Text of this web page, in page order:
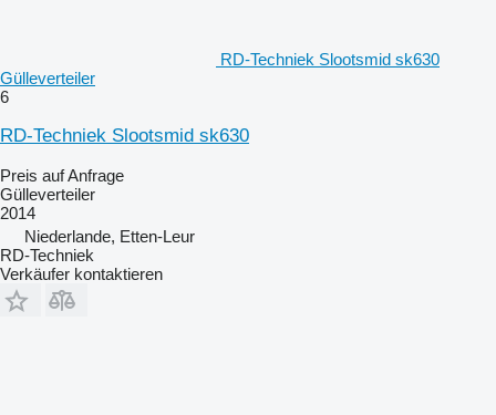
RD-Techniek Slootsmid sk630
Gülleverteiler
6
RD-Techniek Slootsmid sk630
Preis auf Anfrage
Gülleverteiler
2014
Niederlande, Etten-Leur
RD-Techniek
Verkäufer kontaktieren